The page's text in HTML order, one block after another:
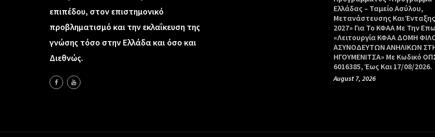
επιπέδου, στον επιστημονικό
προβληματισμό και την εκλαΐκευση της
γνώσης τόσο στην Ελλάδα και όσο και
Διεθνώς.
Ελλάδας – Ταμείο Ασύλου,
Μετανάστευσης Και
2027» Για Το ΚΦΑΑ Με Την
«Λειτουργία ΚΦΑΑ ΔΟΜΗ
ΑΣΥΝΟΔΕΥΤΩΝ ΑΝΗΛΙΚΩΝ
ΗΓΟΥΜΕΝΙΤΣΑ» Με Κωδικό
6016385, Έως Και 17/08/2026.
August 7, 2026